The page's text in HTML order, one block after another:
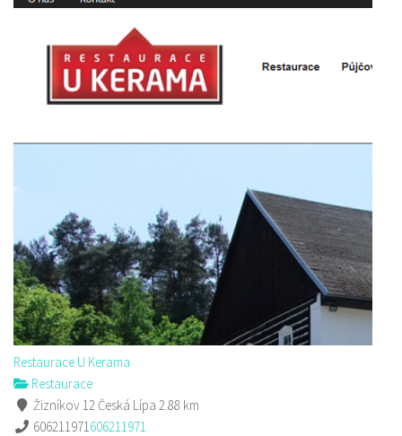
Restaurace U Kerama
Restaurace
Žizníkov 12 Česká Lípa 2.88 km
606211971606211971